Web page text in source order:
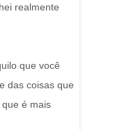
realmente
que você
das coisas que
é mais